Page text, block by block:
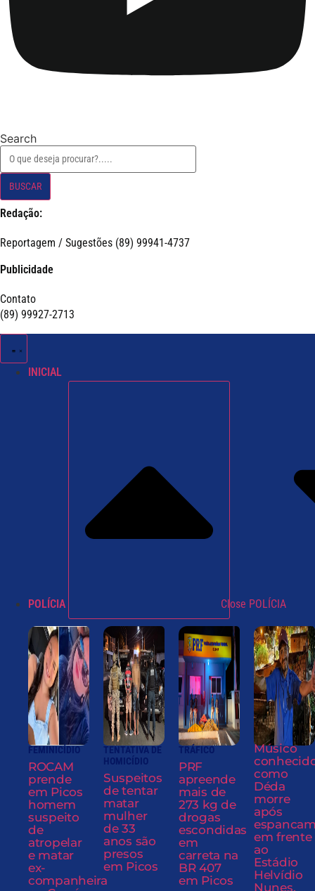
Search
BUSCAR
Redação:
Reportagem / Sugestões (89) 99941-4737
Publicidade
Contato
(89) 99927-2713
INICIAL
POLÍCIA Close POLÍCIA
FEMINICÍDIO
ROCAM
prende
em Picos
homem
suspeito
de
atropelar
e matar
ex-
companheira
TENTATIVA DE
HOMICÍDIO
Suspeitos
de tentar
matar
mulher
de 33
anos são
presos
em Picos
TRÁFICO
PRF
apreende
mais de
273 kg de
drogas
escondidas
em
carreta na
BR 407
em Picos
Músico
como
Déda
morre
após
em frente
ao
Estádio
Helvídio
Nunes,